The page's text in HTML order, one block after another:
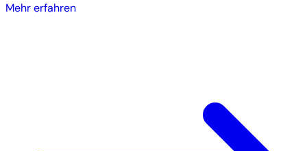
Mehr erfahren